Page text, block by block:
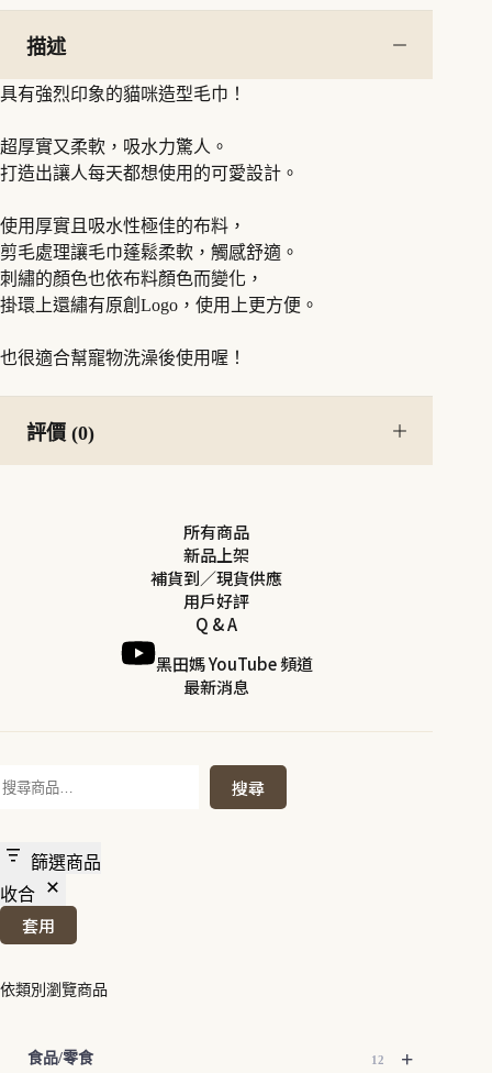
描述
具有強烈印象的貓咪造型毛巾！
超厚實又柔軟，吸水力驚人。
打造出讓人每天都想使用的可愛設計。
使用厚實且吸水性極佳的布料，
剪毛處理讓毛巾蓬鬆柔軟，觸感舒適。
刺繡的顏色也依布料顏色而變化，
掛環上還繡有原創Logo，使用上更方便。
也很適合幫寵物洗澡後使用喔！
評價 (0)
所有商品
新品上架
補貨到／現貨供應
用戶好評
Q & A
黑田媽 YouTube 頻道
最新消息
搜
尋
搜尋
篩選商品
收合
套用
依類別瀏覽商品
+
食品/零食 12